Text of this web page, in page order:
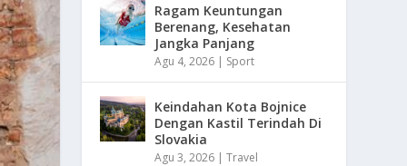
Ragam Keuntungan
Berenang, Kesehatan
Jangka Panjang
Agu 4, 2026 | Sport
Keindahan Kota Bojnice
Dengan Kastil Terindah Di
Slovakia
Agu 3, 2026 |Travel